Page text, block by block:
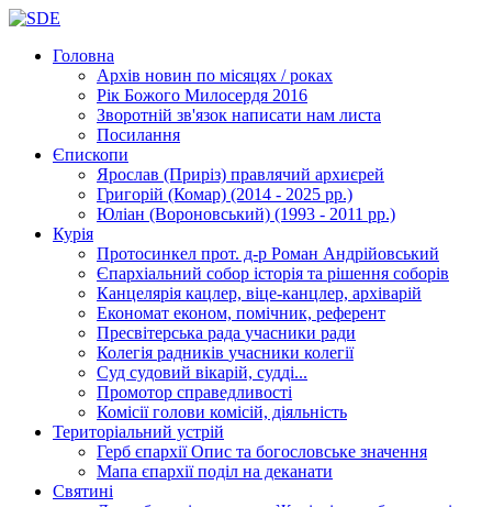
Головна
Архів новин по місяцях / роках
Рік Божого Милосердя 2016
Зворотній зв'язок написати нам листа
Посилання
Єпископи
Ярослав (Приріз) правлячий архиєрей
Григорій (Комар) (2014 - 2025 рр.)
Юліан (Вороновський) (1993 - 2011 рр.)
Курія
Протосинкел прот. д-р Роман Андрійовський
Єпархіальний собор історія та рішення соборів
Канцелярія кацлер, віце-канцлер, архіварій
Економат економ, помічник, референт
Пресвітерська рада учасники ради
Колегія радників учасники колегії
Суд судовий вікарій, судді...
Промотор справедливості
Комісіїголови комісій, діяльність
Територіальний устрій
Герб єпархіїОпис та богословське значення
Мапа єпархіїподіл на деканати
Святині